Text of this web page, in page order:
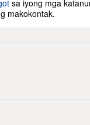
sa iyong mga
makokontak.